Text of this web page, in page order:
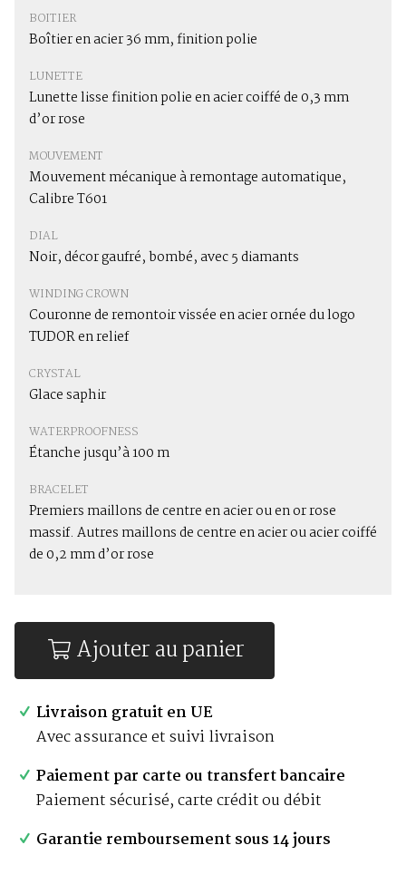
BOITIER
Boîtier en acier 36 mm, finition polie
LUNETTE
Lunette lisse finition polie en acier coiffé de 0,3 mm
d’or rose
MOUVEMENT
Mouvement mécanique à remontage automatique,
Calibre T601
DIAL
Noir, décor gaufré, bombé, avec 5 diamants
WINDING CROWN
Couronne de remontoir vissée en acier ornée du logo
TUDOR en relief
CRYSTAL
Glace saphir
WATERPROOFNESS
Étanche jusqu’à 100 m
BRACELET
Premiers maillons de centre en acier ou en or rose
massif. Autres maillons de centre en acier ou acier coiffé
de 0,2 mm d’or rose
Ajouter au panier
Livraison gratuit en UE
Avec assurance et suivi livraison
Paiement par carte ou transfert bancaire
Paiement sécurisé, carte crédit ou débit
Garantie remboursement sous 14 jours